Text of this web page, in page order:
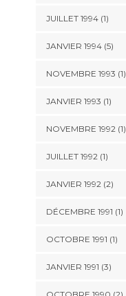
JUILLET 1994 (1)
JANVIER 1994 (5)
NOVEMBRE 1993 (1)
JANVIER 1993 (1)
NOVEMBRE 1992 (1)
JUILLET 1992 (1)
JANVIER 1992 (2)
DÉCEMBRE 1991 (1)
OCTOBRE 1991 (1)
JANVIER 1991 (3)